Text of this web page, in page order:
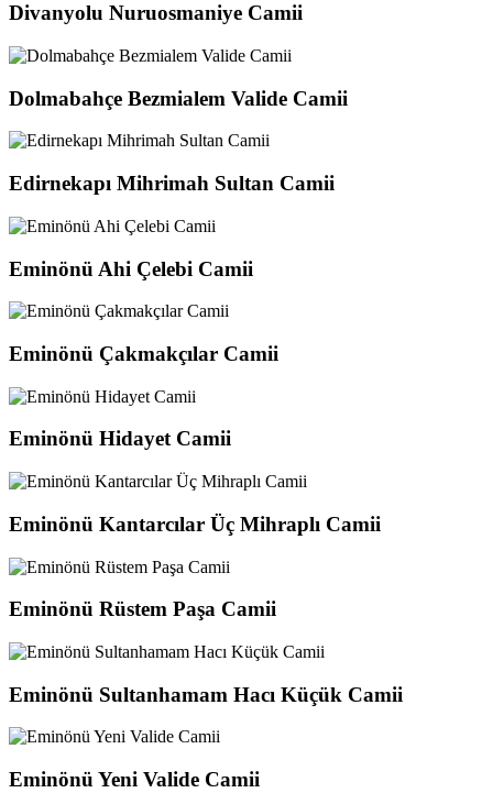
Divanyolu Nuruosmaniye Camii
Dolmabahçe Bezmialem Valide Camii
Edirnekapı Mihrimah Sultan Camii
Eminönü Ahi Çelebi Camii
Eminönü Çakmakçılar Camii
Eminönü Hidayet Camii
Eminönü Kantarcılar Üç Mihraplı Camii
Eminönü Rüstem Paşa Camii
Eminönü Sultanhamam Hacı Küçük Camii
Eminönü Yeni Valide Camii